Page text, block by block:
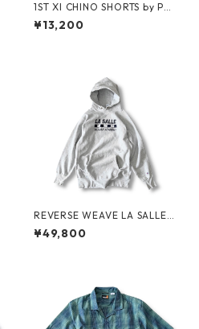
1ST XI CHINO SHORTS by Pol
o Ralph Lauren
¥13,200
REVERSE WEAVE LA SALLE
MILITARY ACADEMY by CHA
MPION
¥49,800